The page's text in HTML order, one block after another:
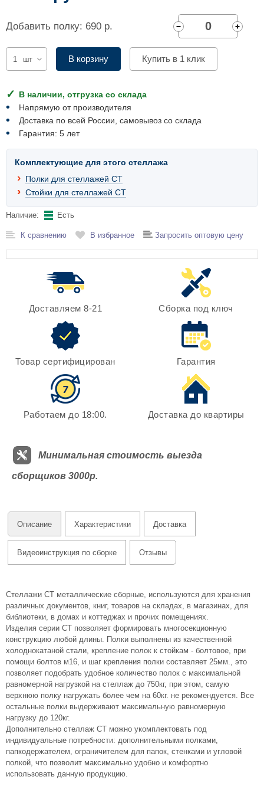
Добавить полку: 690 р.
шт В корзину Купить в 1 клик
В наличии, отгрузка со склада
Напрямую от производителя
Доставка по всей России, самовывоз со склада
Гарантия: 5 лет
Комплектующие для этого стеллажа
Полки для стеллажей СТ
Стойки для стеллажей СТ
Наличие: Есть
К сравнению В избранное Запросить оптовую цену
Доставляем 8-21 Сборка под ключ
Товар сертифицирован Гарантия
Работаем до 18:00. Доставка до квартиры
Минимальная стоимость выезда
сборщиков 3000р.
Описание Характеристики Доставка
Видеоинструкция по сборке Отзывы
Стеллажи СТ металлические сборные, используются для хранения
различных документов, книг, товаров на складах, в магазинах, для
библиотеки, в домах и коттеджах и прочих помещениях.
Изделия серии СТ позволяет формировать многосекционную
конструкцию любой длины. Полки выполнены из качественной
холоднокатаной стали, крепление полок к стойкам - болтовое, при
помощи болтов м16, и шаг крепления полки составляет 25мм., это
позволяет подобрать удобное количество полок с максимальной
равномерной нагрузкой на стеллаж до 750кг, при этом, самую
верхнюю полку нагружать более чем на 60кг. не рекомендуется. Все
остальные полки выдерживают максимальную равномерную
нагрузку до 120кг.
Дополнительно стеллаж СТ можно укомплектовать под
индивидуальные потребности: дополнительными полками,
папкодержателем, ограничителем для папок, стенками и угловой
полкой, что позволит максимально удобно и комфортно
использовать данную продукцию.